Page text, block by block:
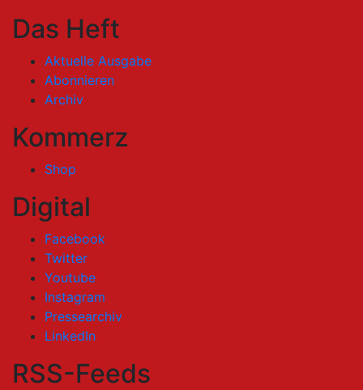
Das Heft
Aktuelle Ausgabe
Abonnieren
Archiv
Kommerz
Shop
Digital
Facebook
Twitter
Youtube
Instagram
Pressearchiv
LinkedIn
RSS-Feeds